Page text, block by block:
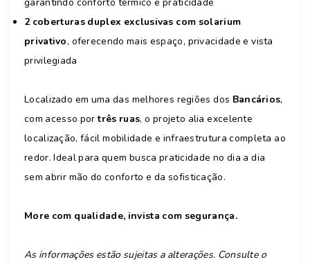
2 coberturas duplex exclusivas com solarium
privativo, oferecendo mais espaço, privacidade e vista
privilegiada
Localizado em uma das melhores regiões dos Bancários,
com acesso portrês ruas, o projeto alia excelente
localização, fácil mobilidade e infraestrutura completa ao
redor. Ideal para quem busca praticidade no dia a dia
sem abrir mão do conforto e da sofisticação.
More com qualidade, invista com segurança.
As informações estão sujeitas a alterações. Consulte o